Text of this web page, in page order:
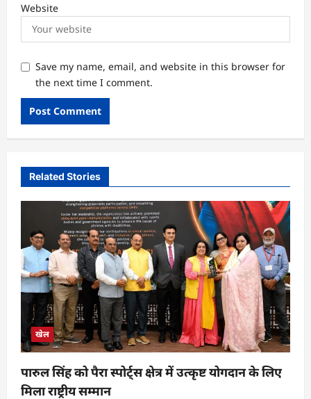
Website
Save my name, email, and website in this browser for
the next time I comment.
Related Stories
खेल
पारुल सिंह को पैरा स्पोर्ट्स क्षेत्र में उत्कृष्ट योगदान के लिए
मिला राष्ट्रीय सम्मान